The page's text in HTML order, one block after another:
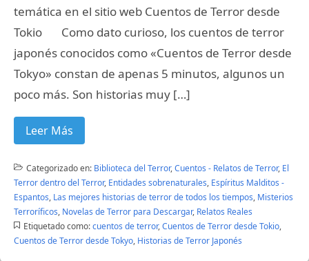
temática en el sitio web Cuentos de Terror desde
Tokio Como dato curioso, los cuentos de terror
japonés conocidos como «Cuentos de Terror desde
Tokyo» constan de apenas 5 minutos, algunos un
poco más. Son historias muy […]
Leer Más
Categorizado en: Biblioteca del Terror,Cuentos - Relatos de Terror, El
Terror dentro del Terror, Entidades sobrenaturales, Espíritus Malditos -
Espantos, Las mejores historias de terror de todos los tiempos, Misterios
Terroríficos, Novelas de Terror para Descargar, Relatos Reales
Etiquetado como: cuentos de terror,Cuentos de Terror desde Tokio,
Cuentos de Terror desde Tokyo, Historias de Terror Japonés